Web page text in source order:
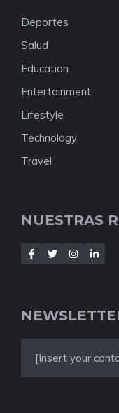
Deportes
Salud
Education
Entertainment
Lifestyle
Technology
Travel
NUESTRAS
[Insert your